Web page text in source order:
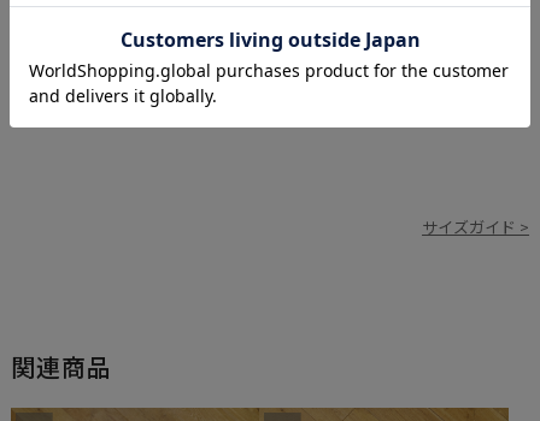
サイズガイド >
関連商品